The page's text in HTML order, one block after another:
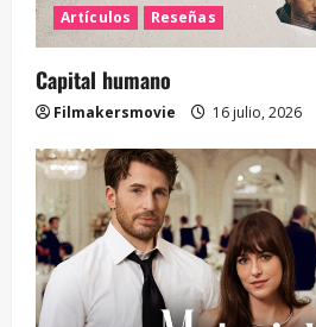
Artículos Reseñas
Capital humano
Filmakersmovie 16 julio, 2026